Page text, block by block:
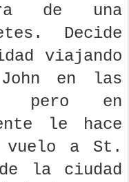
de una
Decide
viajando
en las
pero en
le hace
vuelo a St.
la ciudad